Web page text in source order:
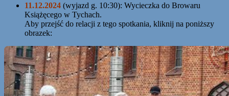
11.12.2024 (wyjazd g. 10:30): Wycieczka do Browaru
Książęcego w Tychach.
Aby przejść do relacji z tego spotkania, kliknij na poniższy
obrazek: